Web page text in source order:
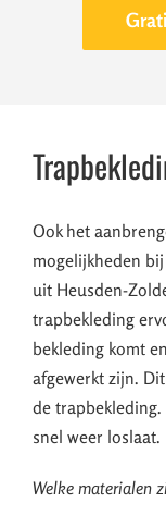
Ook het
mogelijkheden
uit Heusden-
trapbekleding
bekleding komt
afgewerkt zijn.
de
snel weer loslaat.
Welke materialen